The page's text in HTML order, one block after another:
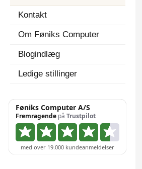
Kontakt
Om Føniks Computer
Blogindlæg
Ledige stillinger